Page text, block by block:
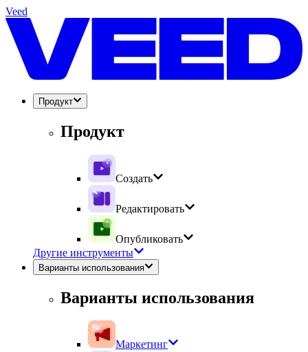
Veed
Продукт
Продукт
Создать
Редактировать
Опубликовать
Другие инструменты
Варианты использования
Варианты использования
Маркетинг